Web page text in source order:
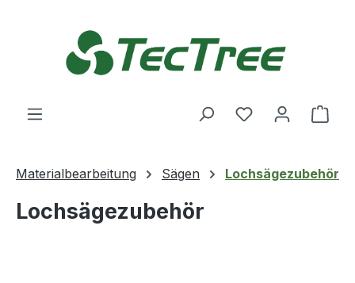
Du hast 0
Materialbearbeitung Sägen Lochsägezubehör
Lochsägezubehör